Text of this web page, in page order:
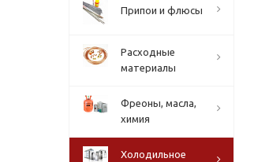
Припои и флюсы
Расходные
материалы
Фреоны, масла,
химия
Холодильное